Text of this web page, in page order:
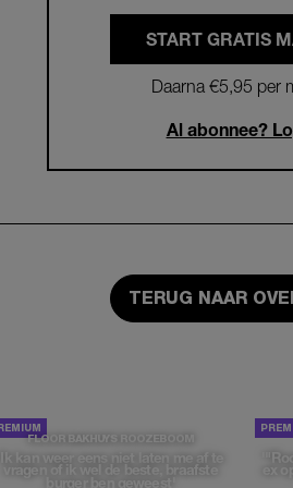
START GRATIS
Daarna €5,95 per
Al abonnee?
TERUG NAAR
FLOOR BAKHUYS ROOZEBOOM
kan weer eens niet laten me af te
vragen of ik wel de beste, braafste
burger ben geweest'
ex